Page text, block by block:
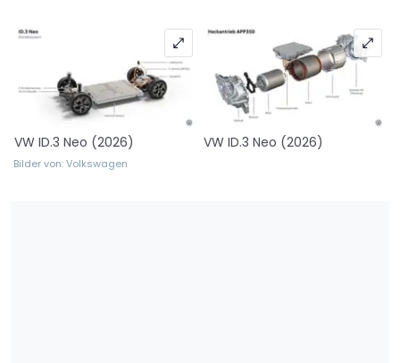
VW ID.3 Neo (2026) VW ID.3 Neo (2026)
Bilder von: Volkswagen